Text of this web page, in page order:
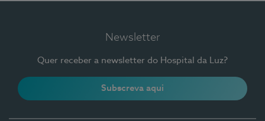
Newsletter
Quer receber a newsletter do Hospital da Luz?
Subscreva aqui